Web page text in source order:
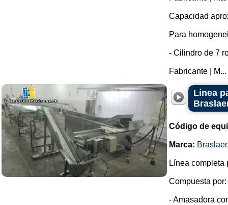
Capacidad
Para
- Cilindro de 7
Fabricante | M...
Línea
Código de
Marca: Braslaer
Línea completa
Compuesta por:
- Amasadora